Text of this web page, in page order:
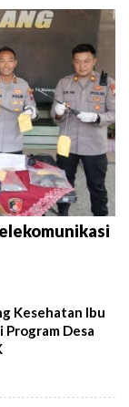
Kesehatan Ibu
Program Desa